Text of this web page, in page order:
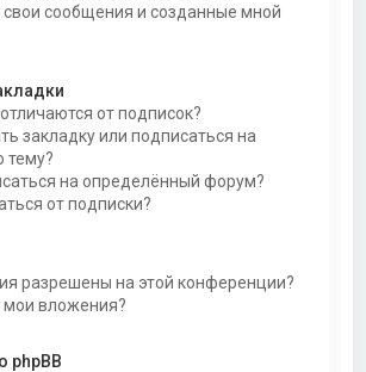
сообщения и созданные мной
от подписок?
закладку или подписаться на
тему?
на определённый форум?
от подписки?
разрешены на этой конференции?
мои вложения?
phpBB